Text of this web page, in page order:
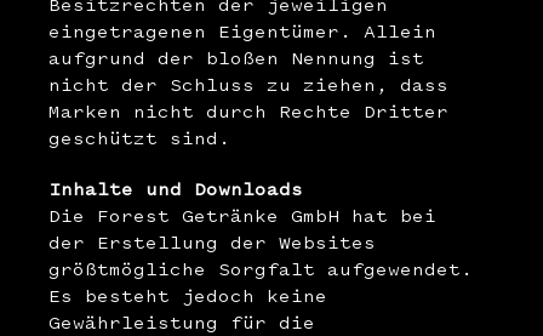
Besitzrechten der jeweiligen
eingetragenen Eigentümer. Allein
aufgrund der bloßen Nennung ist
nicht der Schluss zu ziehen, dass
Marken nicht durch Rechte Dritter
geschützt sind.
Inhalte und Downloads
Die Forest Getränke GmbH hat bei
der Erstellung der Websites
größtmögliche Sorgfalt aufgewendet.
Es besteht jedoch keine
Gewährleistung für die